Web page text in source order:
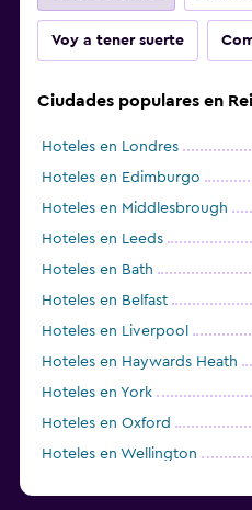
Voy a tener suerte
Ciudades populares en
Hoteles en Londres
Hoteles en Edimburgo
Hoteles en Middlesbrough
Hoteles en Leeds
Hoteles en Bath
Hoteles en Belfast
Hoteles en Liverpool
Hoteles en Haywards Heath
Hoteles en York
Hoteles en Oxford
Hoteles en Wellington